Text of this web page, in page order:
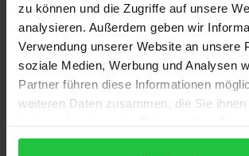
zu können und die Zugriffe auf unsere
analysieren. Außerdem geben wir
Verwendung unserer Website an unsere
soziale Medien, Werbung und Analysen
Partner führen diese Informationen
weiteren Daten zusammen, die Sie
gesammelt haben.
sie doch die Hauptursache des
falsche kommunistische
Der Autor beweist, daß, bevor der
sich zusammenbrach, sein
sich von der humanistischen
infolge des materialistischen